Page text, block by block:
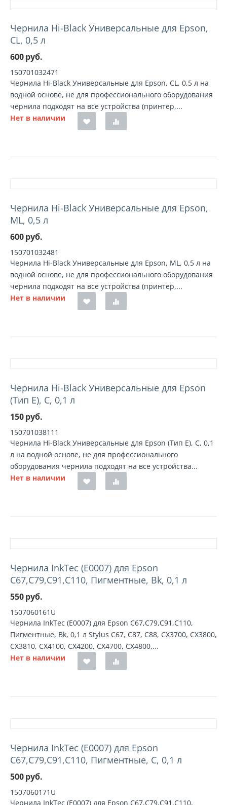
Чернила Hi-Black Универсальные для Epson,
CL, 0,5 л
600руб.
150701032471
Чернила Hi-Black Универсальные для Epson, CL, 0,5 л на
водной основе, не для профессионального оборудования
чернила подходят на все устройства (принтер,...
Нет в наличии
Чернила Hi-Black Универсальные для Epson,
ML, 0,5 л
600руб.
150701032481
Чернила Hi-Black Универсальные для Epson, ML, 0,5 л на
водной основе, не для профессионального оборудования
чернила подходят на все устройства (принтер,...
Нет в наличии
Чернила Hi-Black Универсальные для Epson
(Тип E), C, 0,1 л
150руб.
150701038111
Чернила Hi-Black Универсальные для Epson (Тип E), C, 0,1
л на водной основе, не для профессионального
оборудования чернила подходят на все устройства...
Нет в наличии
Чернила InkTec (E0007) для Epson
C67,C79,C91,C110, Пигментные, Bk, 0,1 л
550руб.
1507060161U
Чернила InkTec (E0007) для Epson C67,C79,C91,C110,
Пигментные, Bk, 0,1 л Stylus C67, C87, C88, CX3700, CX3800,
CX3810, CX4100, CX4200, CX4700, CX4800,...
Нет в наличии
Чернила InkTec (E0007) для Epson
C67,C79,C91,C110, Пигментные, C, 0,1 л
500руб.
1507060171U
Чернила InkTec (E0007) для Epson C67,C79,C91,C110,